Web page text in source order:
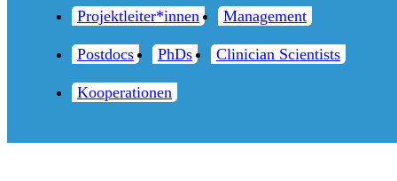
Projektleiter*innen Management
Postdocs PhDs Clinician Scientists
Kooperationen